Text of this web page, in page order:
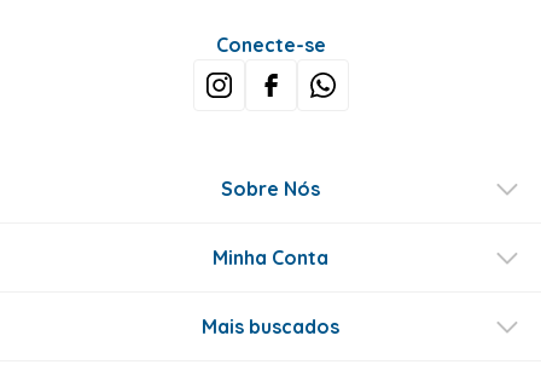
Conecte-se
Sobre Nós
Minha Conta
Mais buscados